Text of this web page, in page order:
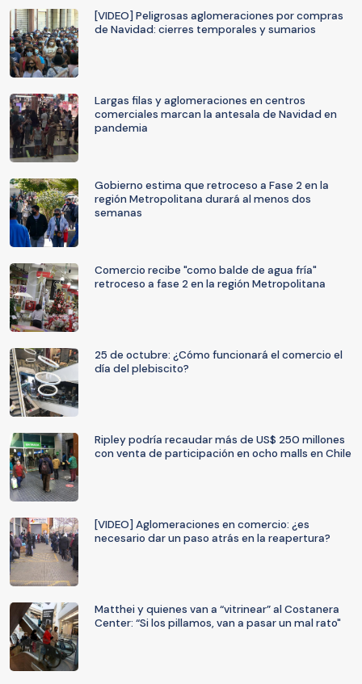
[VIDEO] Peligrosas aglomeraciones por compras
de Navidad: cierres temporales y sumarios
Largas filas y aglomeraciones en centros
comerciales marcan la antesala de Navidad en
pandemia
Gobierno estima que retroceso a Fase 2 en la
región Metropolitana durará al menos dos
semanas
Comercio recibe "como balde de agua fría"
retroceso a fase 2 en la región Metropolitana
25 de octubre: ¿Cómo funcionará el comercio el
día del plebiscito?
Ripley podría recaudar más de US$ 250 millones
con venta de participación en ocho malls en Chile
[VIDEO] Aglomeraciones en comercio: ¿es
necesario dar un paso atrás en la reapertura?
Matthei y quienes van a “vitrinear” al Costanera
Center: “Si los pillamos, van a pasar un mal rato"